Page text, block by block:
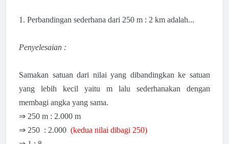
1. Perbandingan sederhana dari 250 m : 2 km adalah...
Penyelesaian :
Samakan satuan dari nilai yang dibandingkan ke satuan
yang lebih kecil yaitu m lalu sederhanakan dengan
membagi angka yang sama.
⇒ 250 m : 2.000 m
⇒ 250 : 2.000 (kedua nilai dibagi 250)